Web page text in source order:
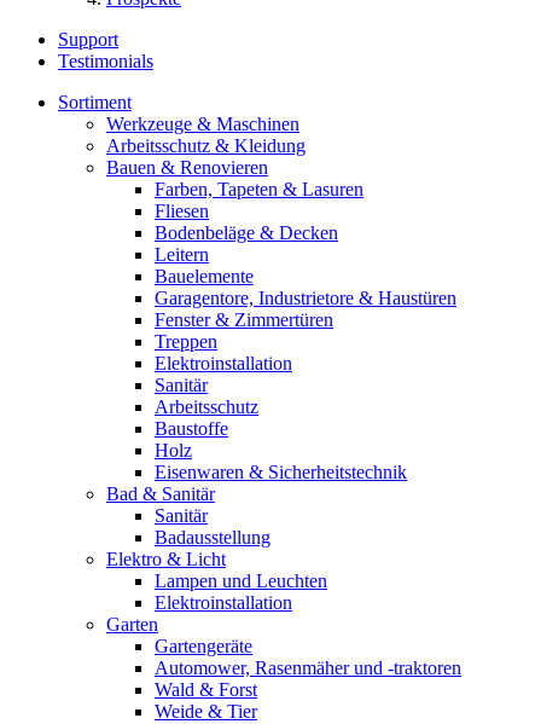
Support
Testimonials
Sortiment
Werkzeuge & Maschinen
Arbeitsschutz & Kleidung
Bauen & Renovieren
Farben, Tapeten & Lasuren
Fliesen
Bodenbeläge & Decken
Leitern
Bauelemente
Garagentore, Industrietore & Haustüren
Fenster & Zimmertüren
Treppen
Elektroinstallation
Sanitär
Arbeitsschutz
Baustoffe
Holz
Eisenwaren & Sicherheitstechnik
Bad & Sanitär
Sanitär
Badausstellung
Elektro & Licht
Lampen und Leuchten
Elektroinstallation
Garten
Gartengeräte
Automower, Rasenmäher und -traktoren
Wald & Forst
Weide & Tier